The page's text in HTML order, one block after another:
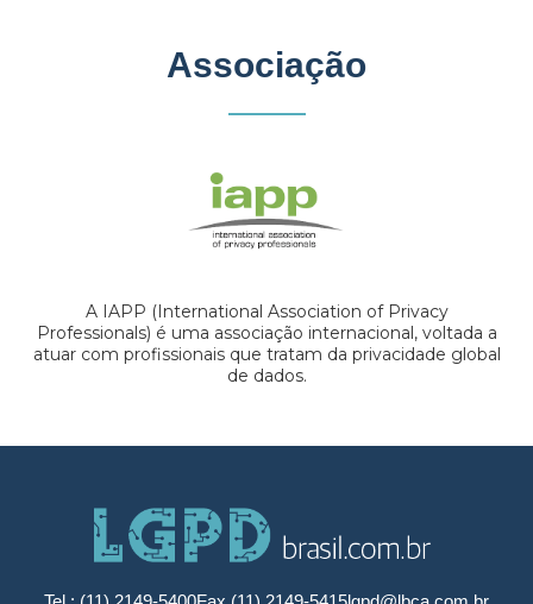
Associação
A IAPP (International Association of Privacy
Professionals) é uma associação internacional, voltada a
atuar com profissionais que tratam da privacidade global
de dados.